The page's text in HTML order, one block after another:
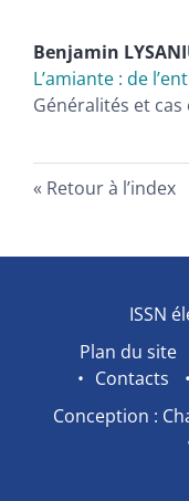
Benjamin
L’amiante : de
Généralités et
Retour à l’index
ISSN
Plan du site
Contacts
Conception :